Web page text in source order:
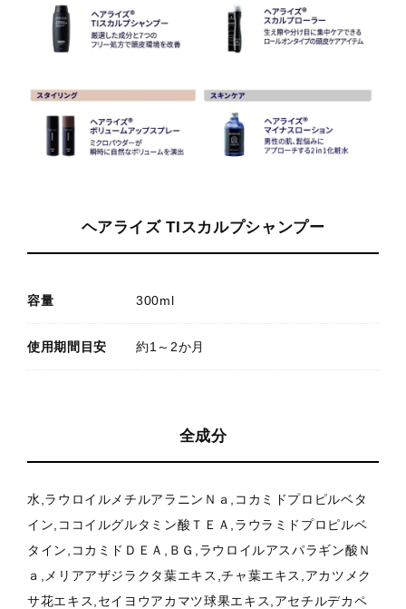
ヘアライズ TIスカルプシャンプー
容量 300ml
使用期間目安 約1～2か月
全成分
水,ラウロイルメチルアラニンＮａ,コカミドプロピルベタ
イン,ココイルグルタミン酸ＴＥＡ,ラウラミドプロピルベ
タイン,コカミドＤＥＡ,ＢＧ,ラウロイルアスパラギン酸Ｎ
ａ,メリアアザジラクタ葉エキス,チャ葉エキス,アカツメク
サ花エキス,セイヨウアカマツ球果エキス,アセチルデカペ